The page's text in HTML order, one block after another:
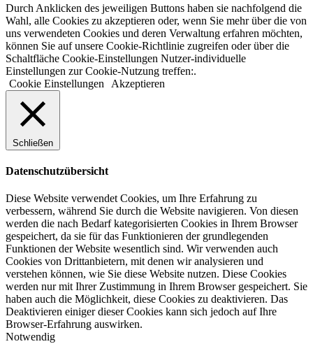
Durch Anklicken des jeweiligen Buttons haben sie nachfolgend die
Wahl, alle Cookies zu akzeptieren oder, wenn Sie mehr über die von
uns verwendeten Cookies und deren Verwaltung erfahren möchten,
können Sie auf unsere Cookie-Richtlinie zugreifen oder über die
Schaltfläche Cookie-Einstellungen Nutzer-individuelle
Einstellungen zur Cookie-Nutzung treffen:.
Cookie Einstellungen
Akzeptieren
Schließen
Datenschutzübersicht
Diese Website verwendet Cookies, um Ihre Erfahrung zu
verbessern, während Sie durch die Website navigieren. Von diesen
werden die nach Bedarf kategorisierten Cookies in Ihrem Browser
gespeichert, da sie für das Funktionieren der grundlegenden
Funktionen der Website wesentlich sind. Wir verwenden auch
Cookies von Drittanbietern, mit denen wir analysieren und
verstehen können, wie Sie diese Website nutzen. Diese Cookies
werden nur mit Ihrer Zustimmung in Ihrem Browser gespeichert. Sie
haben auch die Möglichkeit, diese Cookies zu deaktivieren. Das
Deaktivieren einiger dieser Cookies kann sich jedoch auf Ihre
Browser-Erfahrung auswirken.
Notwendig